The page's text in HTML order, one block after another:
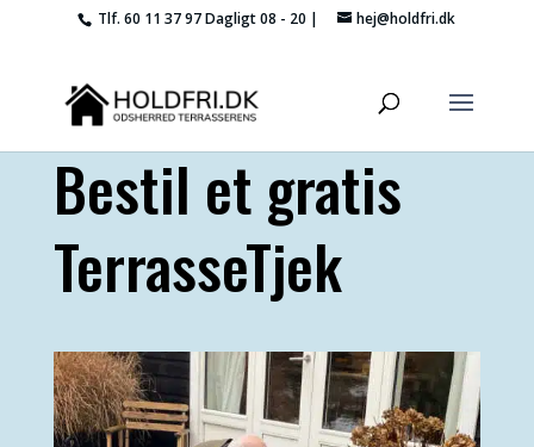
Tlf. 60 11 37 97Dagligt 08 - 20 | hej@holdfri.dk
Bestil et gratis
TerrasseTjek